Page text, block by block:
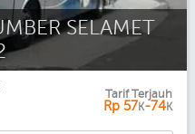
SELAMET
Tarif Terjauh
Rp 57K-74K